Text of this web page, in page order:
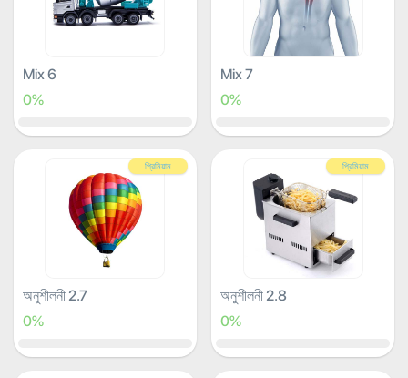
Mix 6
0%
Mix 7
0%
প্রিমিয়াম
অনুশীলনী 2.7
0%
প্রিমিয়াম
অনুশীলনী 2.8
0%